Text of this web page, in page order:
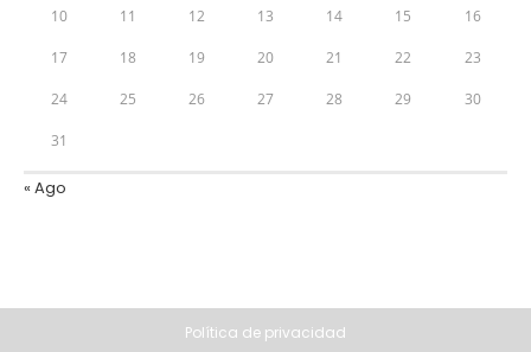
10 11 12 13 14 15 16
17 18 19 20 21 22 23
24 25 26 27 28 29 30
31
« Ago
Política de privacidad